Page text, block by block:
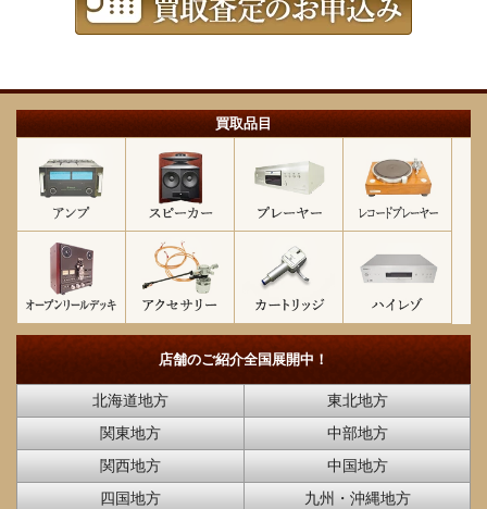
買取品目
店舗のご紹介全国展開中！
北海道地方
東北地方
関東地方
中部地方
関西地方
中国地方
四国地方
九州・沖縄地方